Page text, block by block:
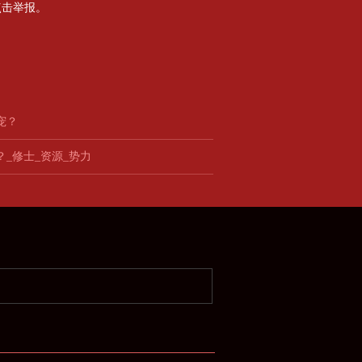
举报。
？
_修士_资源_势力